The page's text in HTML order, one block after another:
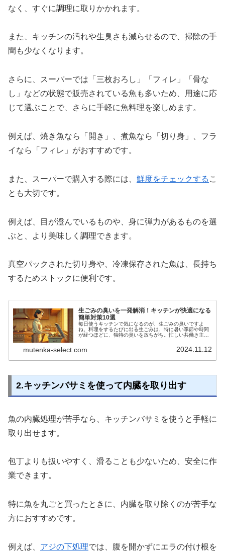
なく、すぐに調理に取りかかれます。
また、キッチンの汚れや生臭さも減らせるので、掃除の手
間も少なくなります。
さらに、スーパーでは「三枚おろし」「フィレ」「骨な
し」などの状態で販売されている魚も多いため、用途に応
じて選ぶことで、さらに手軽に魚料理を楽しめます。
例えば、焼き魚なら「開き」、煮魚なら「切り身」、フラ
イなら「フィレ」がおすすめです。
また、スーパーで購入する際には、 鮮度をチェックする こ
とも大切です。
例えば、目が澄んでいるものや、身に弾力があるものを選
ぶと、より美味しく調理できます。
真空パックされた切り身や、冷凍保存された魚は、長持ち
するためストックに便利です。
生ごみの臭いを一発解消！キッチンが快適になる
簡単対策10選
毎日使うキッチンで気になるのが、生ごみの臭いですよ
ね。料理をするたびに出る生ごみは、特に暑い季節や時間
が経つほどに、独特の臭いを放ちがち。忙しい共働き主婦
mutenka-select.com 2024.11.12
2.キッチンバサミを使って内臓を取り出す
魚の内臓処理が苦手なら、キッチンバサミを使うと手軽に
取り出せます。
包丁よりも扱いやすく、滑ることも少ないため、安全に作
業できます。
特に魚を丸ごと買ったときに、内臓を取り除くのが苦手な
方におすすめです。
例えば、 アジの下処理では、腹を開かずにエラの付け根を